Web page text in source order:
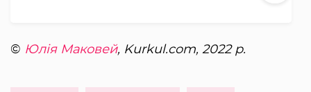
© Юлія Маковей, Kurkul.com, 2022 р.